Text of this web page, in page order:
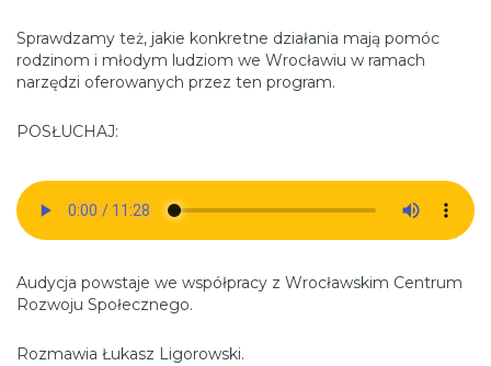
Sprawdzamy też, jakie konkretne działania mają pomóc
rodzinom i młodym ludziom we Wrocławiu w ramach
narzędzi oferowanych przez ten program.
POSŁUCHAJ:
Audycja powstaje we współpracy z Wrocławskim Centrum
Rozwoju Społecznego.
Rozmawia Łukasz Ligorowski.